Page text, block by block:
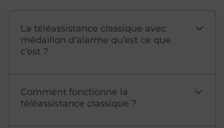
La téléassistance classique avec
médaillon d’alarme qu’est ce que
c’est ?
Comment fonctionne la
téléassistance classique ?